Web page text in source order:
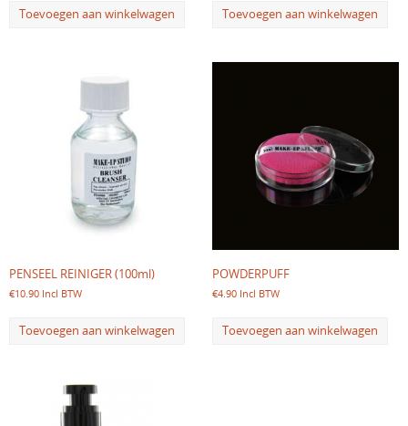
Toevoegen aan winkelwagen Toevoegen aan winkelwagen
PENSEEL REINIGER (100ml)
€10.90 Incl BTW
Toevoegen aan winkelwagen
POWDERPUFF
€4.90 Incl BTW
Toevoegen aan winkelwagen